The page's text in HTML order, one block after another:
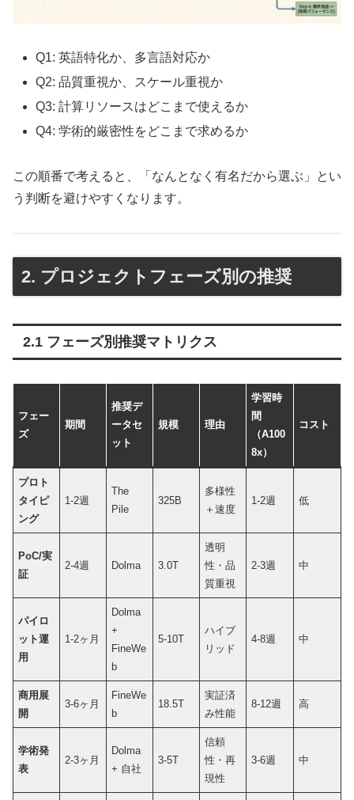
Q1: 英語特化か、多言語対応か
Q2: 品質重視か、スケール重視か
Q3: 計算リソースはどこまで使えるか
Q4: 学術的厳密性をどこまで求めるか
この順番で考えると、「なんとなく有名だから選ぶ」とい
う判断を避けやすくなります。
2. プロジェクトフェーズ別の推奨
2.1 フェーズ別推奨マトリクス
フェー
ズ
期間
推奨デ
ータセ
ット
規模 理由
学習時
間
（A100
8x）
コスト
プロト
タイピ
ング
1-2週
The
Pile
325B
多様性
＋速度
1-2週 低
PoC/実
証
2-4週 Dolma 3.0T
透明
性・品
質重視
2-3週 中
パイロ
ット運
用
1-2ヶ月
Dolma
+
FineWe
b
5-10T
ハイブ
リッド
4-8週 中
商用展
開
3-6ヶ月
FineWe
b
18.5T
実証済
み性能
8-12週 高
学術発
表
2-3ヶ月
Dolma
+ 自社
3-5T
信頼
性・再
現性
3-6週 中